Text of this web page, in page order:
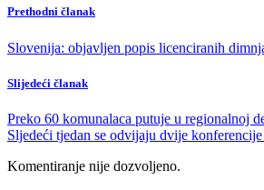
Prethodni članak
Slovenija: objavljen popis licenciranih
Slijedeći članak
Preko 60 komunalaca putuje u regionalnoj
Sljedeći tjedan se odvijaju dvije
Komentiranje nije dozvoljeno.